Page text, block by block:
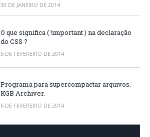
30 DE JANEIRO DE 2014
O que significa ( !important ) na declaração
do CSS ?
5 DE FEVEREIRO DE 2014
Programa para supercompactar arquivos.
KGB Archiver.
6 DE FEVEREIRO DE 2014